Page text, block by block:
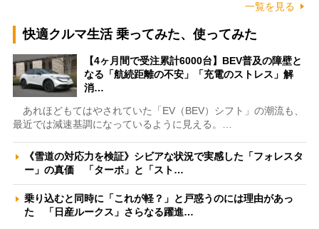
一覧を見る
快適クルマ生活 乗ってみた、使ってみた
【4ヶ月間で受注累計6000台】BEV普及の障壁と
なる「航続距離の不安」「充電のストレス」解
消…
あれほどもてはやされていた「EV（BEV）シフト」の潮流も、
最近では減速基調になっているように見える。…
《雪道の対応力を検証》シビアな状況で実感した「フォレスタ
ー」の真価 「ターボ」と「スト…
乗り込むと同時に「これが軽？」と戸惑うのには理由があっ
た 「日産ルークス」さらなる躍進…